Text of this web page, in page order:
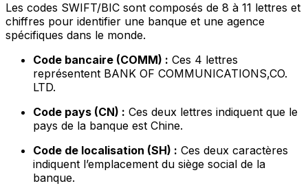
Les codes SWIFT/BIC sont composés de 8 à 11 lettres et
chiffres pour identifier une banque et une agence
spécifiques dans le monde.
Code bancaire (COMM) : Ces 4 lettres
représentent BANK OF COMMUNICATIONS,CO.
LTD.
Code pays (CN) : Ces deux lettres indiquent que le
pays de la banque est Chine.
Code de localisation (SH) : Ces deux caractères
indiquent l’emplacement du siège social de la
banque.